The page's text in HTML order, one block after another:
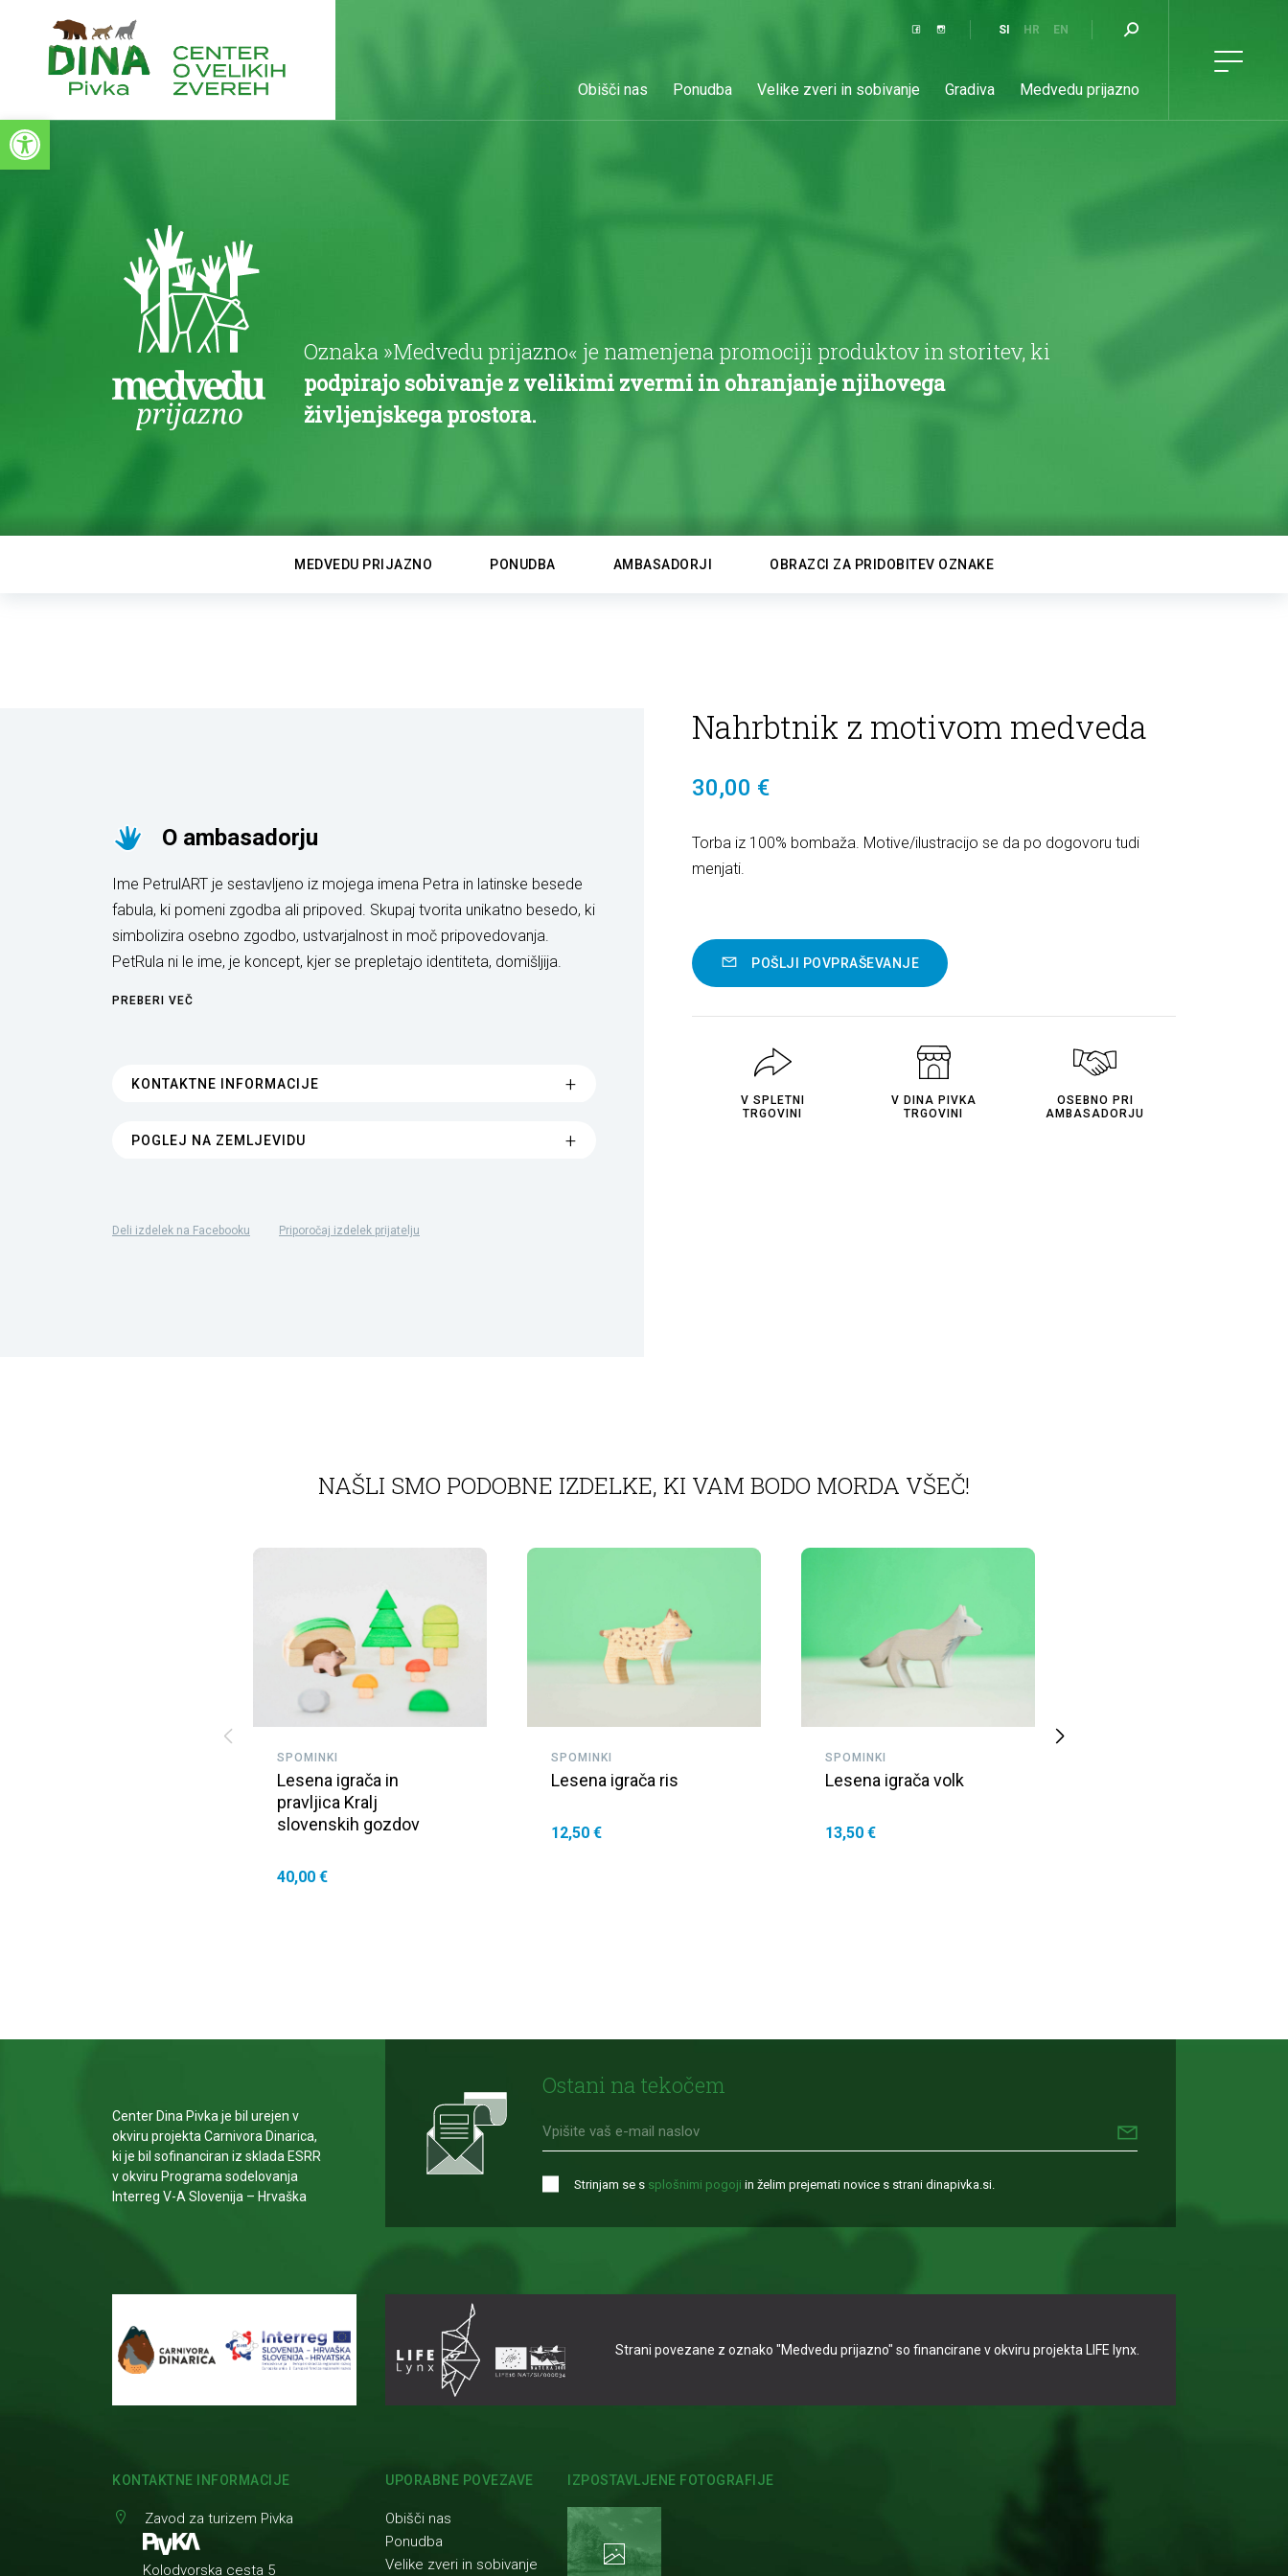
Open toolbar
SI HR EN
Obišči nas Ponudba Velike zveri in sobivanje Gradiva Medvedu prijazno
Oznaka »Medvedu prijazno« je namenjena promociji produktov in storitev, ki
podpirajo sobivanje z velikimi zvermi in ohranjanje njihovega
življenjskega prostora.
MEDVEDU PRIJAZNO PONUDBA AMBASADORJI OBRAZCI ZA PRIDOBITEV OZNAKE
Nahrbtnik z motivom medveda
30,00 €
Torba iz 100% bombaža. Motive/ilustracijo se da po dogovoru tudi
menjati.
POŠLJI POVPRAŠEVANJE
V SPLETNI
TRGOVINI
V DINA PIVKA
TRGOVINI
OSEBNO PRI
AMBASADORJU
O ambasadorju
Ime PetrulART je sestavljeno iz mojega imena Petra in latinske besede
fabula, ki pomeni zgodba ali pripoved. Skupaj tvorita unikatno besedo, ki
simbolizira osebno zgodbo, ustvarjalnost in moč pripovedovanja.
PetRula ni le ime, je koncept, kjer se prepletajo identiteta, domišljija.
PREBERI VEČ
KONTAKTNE INFORMACIJE
POGLEJ NA ZEMLJEVIDU
Deli izdelek na Facebooku Priporočaj izdelek prijatelju
NAŠLI SMO PODOBNE IZDELKE, KI VAM BODO MORDA VŠEČ!
SPOMINKI
Lesena igrača in
pravljica Kralj
slovenskih gozdov
40,00 €
SPOMINKI
Lesena igrača ris
12,50 €
SPOMINKI
Lesena igrača volk
13,50 €
Ostani na tekočem
Strinjam se s splošnimi pogoji in želim prejemati novice s strani dinapivka.si.
Center Dina Pivka je bil urejen v
okviru projekta Carnivora Dinarica,
ki je bil sofinanciran iz sklada ESRR
v okviru Programa sodelovanja
Interreg V-A Slovenija – Hrvaška
Strani povezane z oznako "Medvedu prijazno" so financirane v okviru projekta LIFE lynx.
KONTAKTNE INFORMACIJE
Zavod za turizem Pivka
Kolodvorska cesta 5
UPORABNE POVEZAVE
Obišči nas
Ponudba
Velike zveri in sobivanje
IZPOSTAVLJENE FOTOGRAFIJE